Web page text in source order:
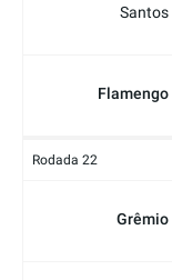
Santos
Flamengo
Rodada 22
Grêmio